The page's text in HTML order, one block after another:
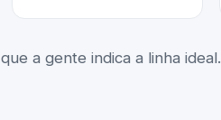
que a gente indica a linha ideal.